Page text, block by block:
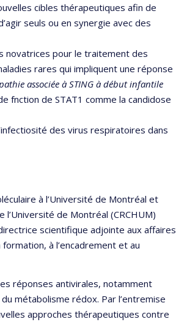
cibles thérapeutiques afin de
seuls ou en synergie avec des
novatrices pour le traitement des
rares qui impliquent une réponse
associée à STING à début infantile
fnction de STAT1 comme la candidose
des virus respiratoires dans
à l’Université de Montréal et
de Montréal (CRCHUM)
scientifique adjointe aux affaires
à l’encadrement et au
réponses antivirales, notamment
métabolisme rédox. Par l’entremise
approches thérapeutiques contre